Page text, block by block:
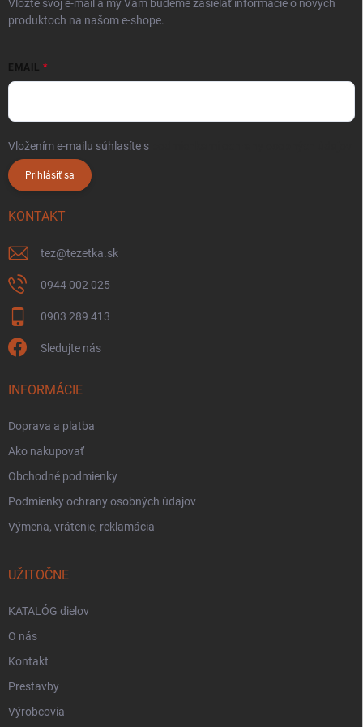
Vložte svoj e-mail a my Vám budeme zasielať informácie o nových
produktoch na našom e-shope.
EMAIL
Vložením e-mailu súhlasíte s
Prihlásiť sa
KONTAKT
tez@tezetka.sk
0944 002 025
0903 289 413
Sledujte nás
INFORMÁCIE
Doprava a platba
Ako nakupovať
Obchodné podmienky
Podmienky ochrany osobných údajov
Výmena, vrátenie, reklamácia
UŽITOČNE
KATALÓG dielov
O nás
Kontakt
Prestavby
Výrobcovia